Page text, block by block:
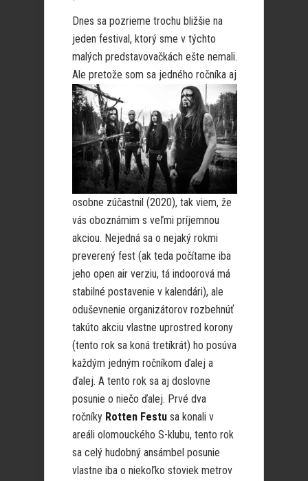
Dnes sa pozrieme trochu bližšie na
jeden festival, ktorý sme v týchto
malých predstavovačkách ešte nemali.
Ale pretože som sa jedného ročníka aj
osobne zúčastnil (2020), tak viem, že
vás oboznámim s veľmi príjemnou
akciou. Nejedná sa o nejaký rokmi
preverený fest (ak teda počítame iba
jeho open air verziu, tá indoorová má
stabilné postavenie v kalendári), ale
oduševnenie organizátorov rozbehnúť
takúto akciu vlastne uprostred korony
(tento rok sa koná tretíkrát) ho posúva
každým jedným ročníkom ďalej a
ďalej. A tento rok sa aj doslovne
posunie o niečo ďalej. Prvé dva
ročníky Rotten Festu sa konali v
areáli olomouckého S-klubu, tento rok
sa celý hudobný ansámbel posunie
vlastne iba o niekoľko stoviek metrov